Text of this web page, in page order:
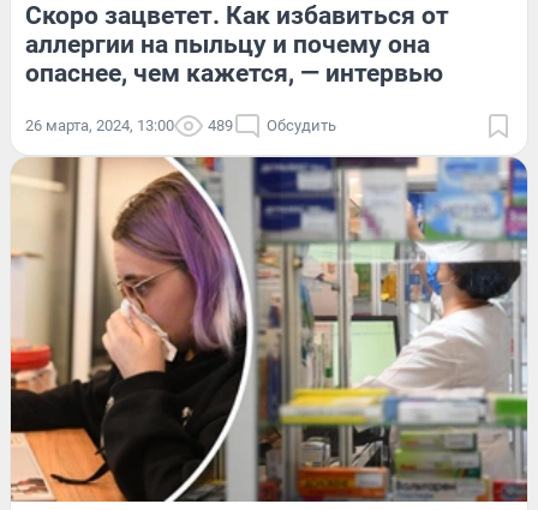
Скоро зацветет. Как избавиться от
аллергии на пыльцу и почему она
опаснее, чем кажется, — интервью
26 марта, 2024, 13:00 489 Обсудить